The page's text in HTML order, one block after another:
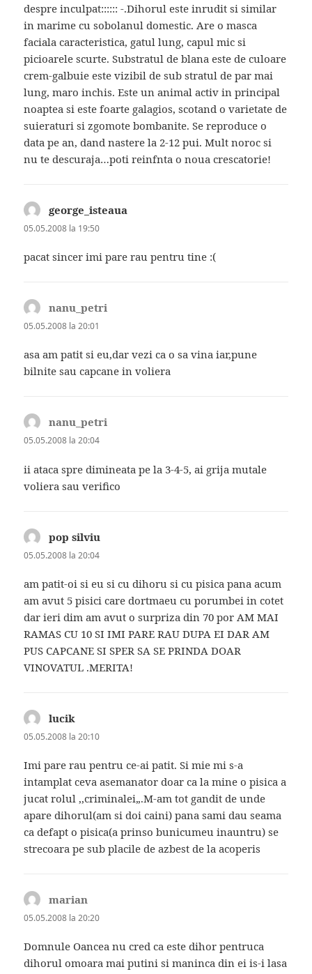
despre inculpat:::::: -.Dihorul este inrudit si similar
in marime cu sobolanul domestic. Are o masca
faciala caracteristica, gatul lung, capul mic si
picioarele scurte. Substratul de blana este de culoare
crem-galbuie este vizibil de sub stratul de par mai
lung, maro inchis. Este un animal activ in principal
noaptea si este foarte galagios, scotand o varietate de
suieraturi si zgomote bombanite. Se reproduce o
data pe an, dand nastere la 2-12 pui. Mult noroc si
nu te descuraja…poti reinfnta o noua crescatorie!
george_isteaua
05.05.2008 la 19:50
pacat sincer imi pare rau pentru tine :(
nanu_petri
05.05.2008 la 20:01
asa am patit si eu,dar vezi ca o sa vina iar,pune
bilnite sau capcane in voliera
nanu_petri
05.05.2008 la 20:04
ii ataca spre dimineata pe la 3-4-5, ai grija mutale
voliera sau verifico
pop silviu
05.05.2008 la 20:04
am patit-oi si eu si cu dihoru si cu pisica pana acum
am avut 5 pisici care dortmaeu cu porumbei in cotet
dar ieri dim am avut o surpriza din 70 por AM MAI
RAMAS CU 10 SI IMI PARE RAU DUPA EI DAR AM
PUS CAPCANE SI SPER SA SE PRINDA DOAR
VINOVATUL .MERITA!
lucik
05.05.2008 la 20:10
Imi pare rau pentru ce-ai patit. Si mie mi s-a
intamplat ceva asemanator doar ca la mine o pisica a
jucat rolul ,,criminalei„.M-am tot gandit de unde
apare dihorul(am si doi caini) pana sami dau seama
ca defapt o pisica(a prinso bunicumeu inauntru) se
strecoara pe sub placile de azbest de la acoperis
marian
05.05.2008 la 20:20
Domnule Oancea nu cred ca este dihor pentruca
dihorul omoara mai putini si maninca din ei is-i lasa